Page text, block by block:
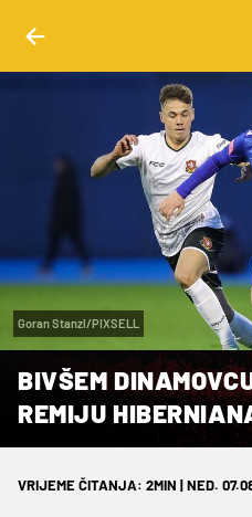
Goran Stanzl/PIXSELL
BIVŠEM
REMIJU
VRIJEME ČITANJA: 2MIN | NED.